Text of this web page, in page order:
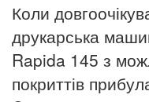
Коли
друкарська
Rapida 145 з
покриттів